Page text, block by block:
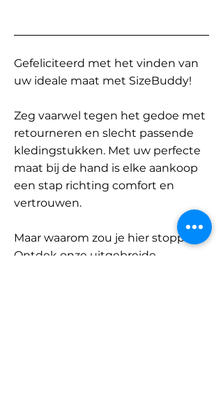
Gefeliciteerd met het vinden van
uw ideale maat met SizeBuddy!
Zeg vaarwel tegen het gedoe met
retourneren en slecht passende
kledingstukken. Met uw perfecte
maat bij de hand is elke aankoop
een stap richting comfort en
vertrouwen.
Maar waarom zou je hier stoppen?
Ontdek onze uitgebreide